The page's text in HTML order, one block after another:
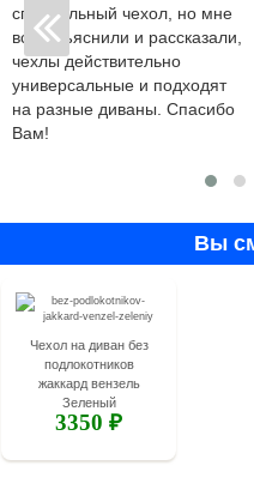
специальный чехол, но мне
все объяснили и рассказали,
чехлы действительно
универсальные и подходят
на разные диваны. Спасибо
Вам!
Вы
Чехол на диван без
подлокотников
жаккард вензель
Зеленый
3350 ₽